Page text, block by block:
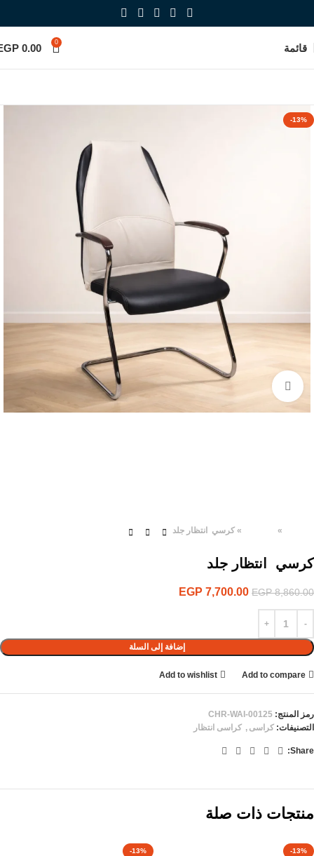
قائمة 0
0.00
-13%
Click to enlarge
»
» كرسي انتظار جلد
كرسي انتظار جلد
EGP8,860.00
EGP 7,700.00
إضافة إلى السلة
Add to compare
Add to wishlist
رمز المنتج: CHR-WAI-00125
التصنيفات: كراسى , كراسى انتظار
Share:
منتجات ذات صلة
-13%
-13%